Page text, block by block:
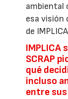
ambiental
esa visión
de
IMPLICA
SCRAP
qué
incluso
entre